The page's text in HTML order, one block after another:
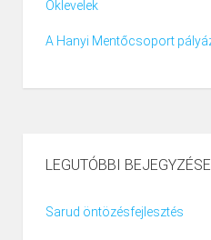
Oklevelek
A Hanyi Mentőcsoport
LEGUTÓBBI
Sarud öntözésfejlesztés